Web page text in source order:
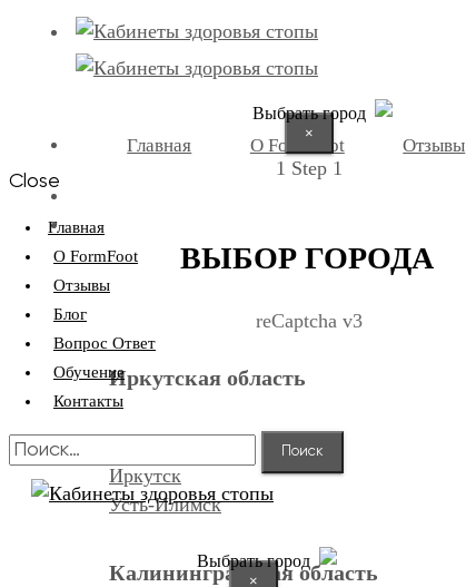
Выбрать город
×
1 Step 1
ВЫБОР ГОРОДА
reCaptcha v3
Иркутская область
Иркутск
Усть-Илимск
Калининградская область
Главная О FormFoot Отзывы
Close
Главная
О FormFoot
Отзывы
Блог
Вопрос Ответ
Обучение
Контакты
Найти:
Выбрать город
×